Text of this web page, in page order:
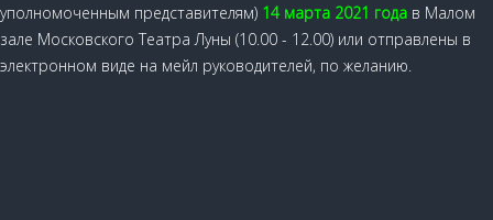
уполномоченным представителям) 14 марта 2021 года в Малом
зале Московского Театра Луны (10.00 - 12.00) или отправлены в
электронном виде на мейл руководителей, по желанию.